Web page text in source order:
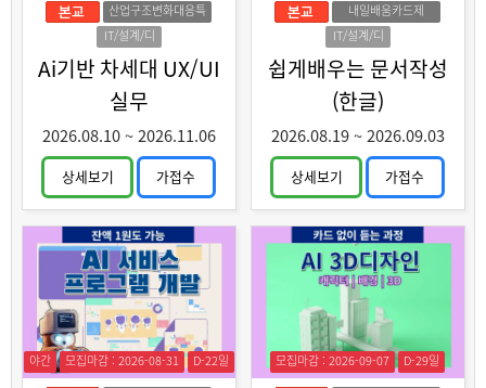
산업구조변화대응특
화훈련
IT/설계/디
자인
Ai기반 차세대 UX/UI
실무
2026.08.10~2026.11.06
상세보기 가접수
내일배움카드제
IT/설계/디
쉽게배우는 문서작성
(한글)
2026.08.19~2026.09.03
상세보기 가접수
야간 모집마감 : 2026-08-31
D-22일
모집마감 : 2026-09-07
D-29일